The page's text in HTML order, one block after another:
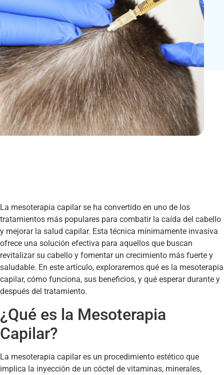
La mesoterapia capilar se ha convertido en uno de los
tratamientos más populares para combatir la caída del cabello
y mejorar la salud capilar. Esta técnica mínimamente invasiva
ofrece una solución efectiva para aquellos que buscan
revitalizar su cabello y fomentar un crecimiento más fuerte y
saludable. En este artículo, exploraremos qué es la mesoterapia
capilar, cómo funciona, sus beneficios, y qué esperar durante y
después del tratamiento.
¿Qué es la Mesoterapia
Capilar?
La mesoterapia capilar es un procedimiento estético que
implica la inyección de un cóctel de vitaminas, minerales,